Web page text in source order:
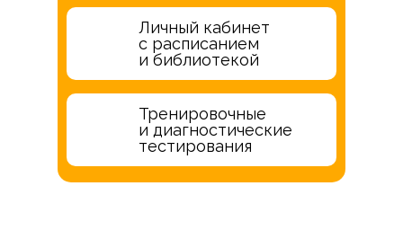
Личный кабинет
с расписанием
и библиотекой
Тренировочные
и диагностические
тестирования